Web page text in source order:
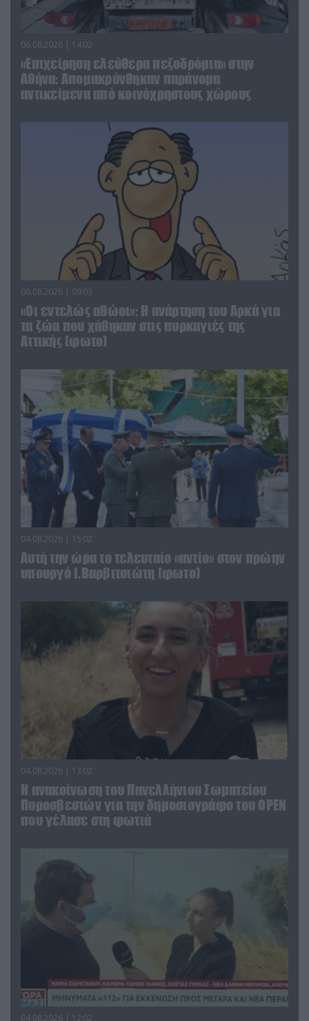
06.08.2026 | 14:02
«Επιχείρηση ελεύθερα πεζοδρόμια» στην
Αθήνα: Απομακρύνθηκαν παράνομα
αντικείμενα από κοινόχρηστους χώρους
06.08.2026 | 09:03
«Οι εντελώς αθώοι»: Η ανάρτηση του Αρκά για
τα ζώα που χάθηκαν στις πυρκαγιές της
Αττικής (φωτο)
04.08.2026 | 15:02
Αυτή την ώρα το τελευταίο «αντίο» στον πρώην
υπουργό Ι.Βαρβιτσιώτη (φωτο)
04.08.2026 | 13:02
Η ανακοίνωση του Πανελλήνιου Σωματείου
Πυροσβεστών για την δημοσιογράφο του OPEN
που γέλασε στη φωτιά
04.08.2026 | 12:02